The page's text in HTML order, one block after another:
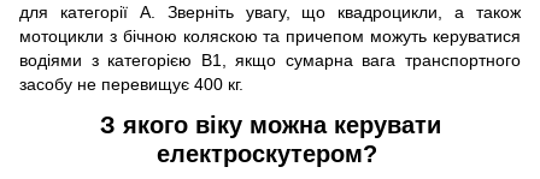
для категорії А. Зверніть увагу, що квадроцикли, а також
мотоцикли з бічною коляскою та причепом можуть керуватися
водіями з категорією В1, якщо сумарна вага транспортного
засобу не перевищує 400 кг.
З якого віку можна керувати
електроскутером?